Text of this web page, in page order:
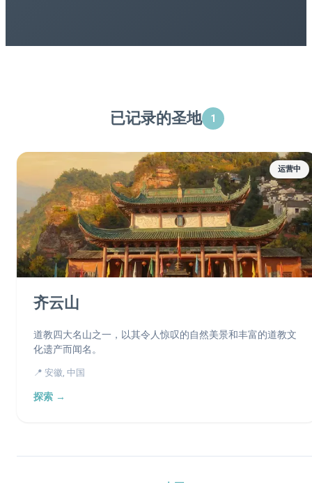
已记录的圣地 1
运营中
齐云山
道教四大名山之一，以其令人惊叹的自然美景和丰富的道教文
化遗产而闻名。
📍 安徽, 中国
探索 →